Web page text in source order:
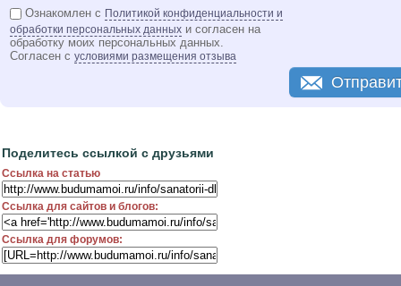
Ознакомлен с Политикой конфиденциальности и
обработки персональных данных и согласен на
обработку моих персональных данных.
Согласен с условиями размещения отзыва
Поделитесь ссылкой с друзьями
Ссылка на статью
Ссылка для сайтов и блогов:
Ссылка для форумов: